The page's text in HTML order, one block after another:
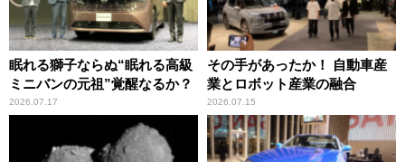
眠れる獅子ならぬ“眠れる高級
ミニバンの元祖”覚醒なるか？
2026.07.17
その手があったか！ 自動車産
業とロボット産業の融合
2026.07.15